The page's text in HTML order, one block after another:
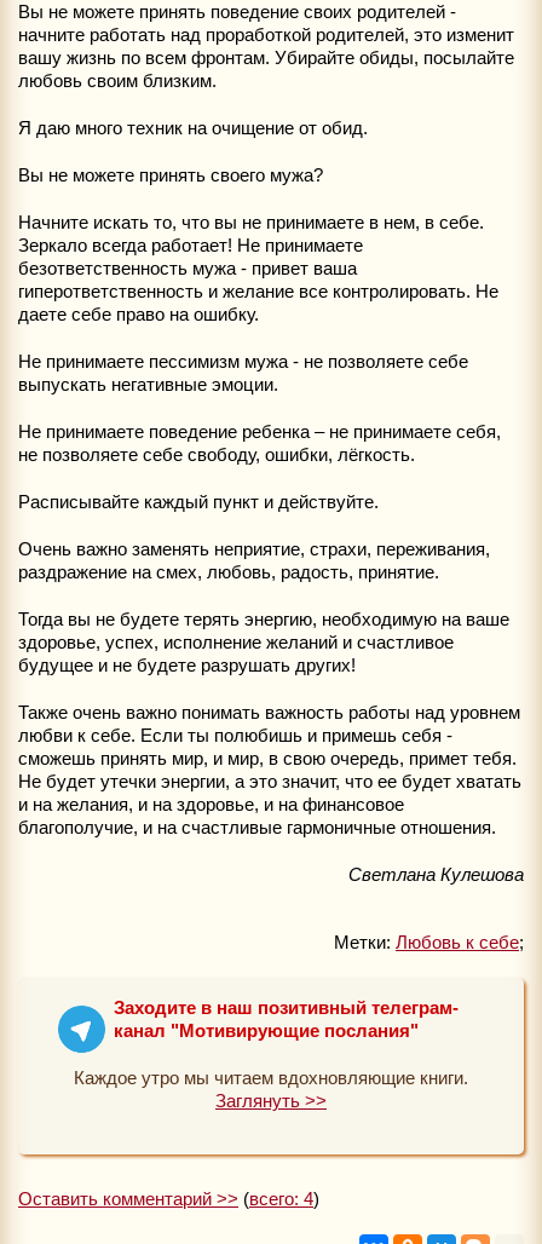
Вы не можете принять поведение своих родителей -
начните работать над проработкой родителей, это изменит
вашу жизнь по всем фронтам. Убирайте обиды, посылайте
любовь своим близким.
Я даю много техник на очищение от обид.
Вы не можете принять своего мужа?
Начните искать то, что вы не принимаете в нем, в себе.
Зеркало всегда работает! Не принимаете
безответственность мужа - привет ваша
гиперответственность и желание все контролировать. Не
даете себе право на ошибку.
Не принимаете пессимизм мужа - не позволяете себе
выпускать негативные эмоции.
Не принимаете поведение ребенка – не принимаете себя,
не позволяете себе свободу, ошибки, лёгкость.
Расписывайте каждый пункт и действуйте.
Очень важно заменять неприятие, страхи, переживания,
раздражение на смех, любовь, радость, принятие.
Тогда вы не будете терять энергию, необходимую на ваше
здоровье, успех, исполнение желаний и счастливое
будущее и не будете разрушать других!
Также очень важно понимать важность работы над уровнем
любви к себе. Если ты полюбишь и примешь себя -
сможешь принять мир, и мир, в свою очередь, примет тебя.
Не будет утечки энергии, а это значит, что ее будет хватать
и на желания, и на здоровье, и на финансовое
благополучие, и на счастливые гармоничные отношения.
Светлана Кулешова
Метки: Любовь к себе;
Заходите в наш позитивный телеграм-
канал "Мотивирующие послания"
Каждое утро мы читаем вдохновляющие книги.
Заглянуть >>
Оставить комментарий >> (всего: 4)